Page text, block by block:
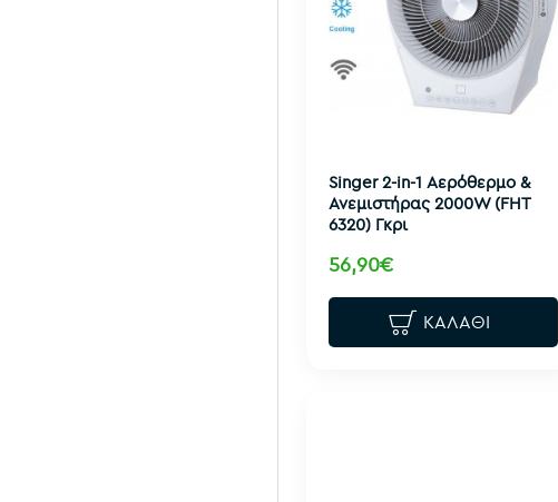
Singer 2-in-1 Αερόθερμο &
Ανεμιστήρας 2000W (FHT
6320) Γκρι
56,90€
ΚΑΛΆΘΙ